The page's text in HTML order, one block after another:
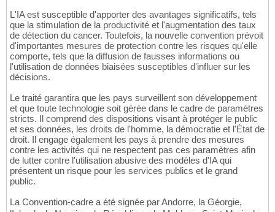
L'IA est susceptible d'apporter des avantages significatifs, tels
que la stimulation de la productivité et l'augmentation des taux
de détection du cancer. Toutefois, la nouvelle convention prévoit
d'importantes mesures de protection contre les risques qu'elle
comporte, tels que la diffusion de fausses informations ou
l'utilisation de données biaisées susceptibles d'influer sur les
décisions.
Le traité garantira que les pays surveillent son développement
et que toute technologie soit gérée dans le cadre de paramètres
stricts. Il comprend des dispositions visant à protéger le public
et ses données, les droits de l'homme, la démocratie et l'État de
droit. Il engage également les pays à prendre des mesures
contre les activités qui ne respectent pas ces paramètres afin
de lutter contre l'utilisation abusive des modèles d'IA qui
présentent un risque pour les services publics et le grand
public.
La Convention-cadre a été signée par Andorre, la Géorgie,